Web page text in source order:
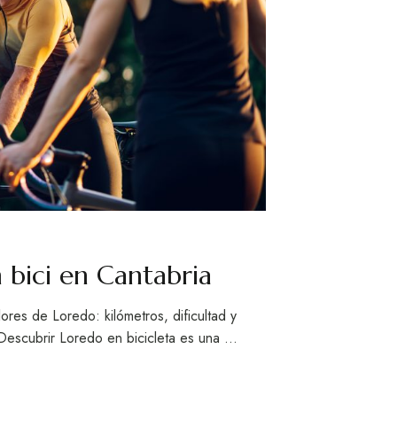
bici en Cantabria
de Loredo: kilómetros, dificultad y
Loredo en bicicleta es una …